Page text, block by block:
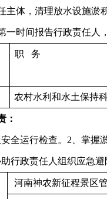
主体，清理放水设施淤
一时间报告行政责任人
职 务
农村水利和水土保持
：
全运行检查。2、掌握
行政责任人组织应急
河南神农新征程景区